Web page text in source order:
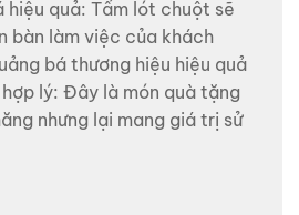
hiệu quả: Tấm lót chuột sẽ
bàn làm việc của khách
bá thương hiệu hiệu quả
lý: Đây là món quà tặng
nhưng lại mang giá trị sử